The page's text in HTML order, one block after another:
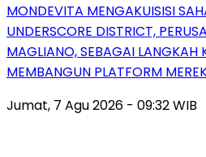
MONDEVITA MENGAKUISISI
UNDERSCORE DISTRICT,
MAGLIANO, SEBAGAI LANGKAH
MEMBANGUN PLATFORM
Jumat, 7 Agu 2026 - 09:32 WIB